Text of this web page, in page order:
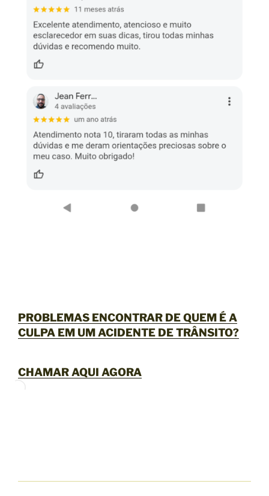
PROBLEMAS ENCONTRAR DE QUEM É A
CULPA EM UM ACIDENTE DE TRÂNSITO?
CHAMAR AQUI AGORA